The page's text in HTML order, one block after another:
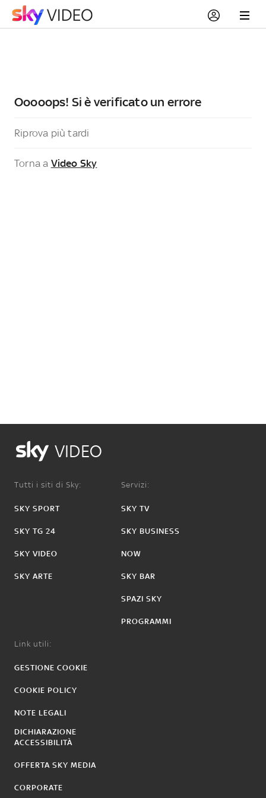
Ooooops! Si è verificato un errore
Riprova più tardi
Torna a Video Sky
VIDEO
Tutti i siti di Sky:
SKY SPORT
SKY TG 24
SKY VIDEO
SKY ARTE
Servizi:
SKY TV
SKY BUSINESS
NOW
SKY BAR
SPAZI SKY
PROGRAMMI
Link utili:
GESTIONE COOKIE
COOKIE POLICY
NOTE LEGALI
DICHIARAZIONE
ACCESSIBILITÀ
OFFERTA SKY MEDIA
CORPORATE